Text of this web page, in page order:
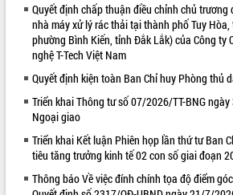
Khám bệnh, cấp phát thuốc miễn phí
và tặng quà người dân xã Cư Pui
Hội nghị UBND tỉnh Đắk Lắk thường kỳ
tháng 7/2026
Lễ truy tặng danh hiệu “Bà Mẹ Việt
Nam Anh hùng” và trao Huân chương
Lao động
UBND tỉnh Đắk Lắk triển khai nhiệm
vụ 6 tháng cuối năm 2026
Kỳ họp thứ Hai, Hội đồng nhân dân
ALBUM ẢNH
Quyết định chấp thuận điều chỉnh chủ trương
nhà máy xử lý rác thải tại thành phố Tuy
phường Bình Kiến, tỉnh Đắk Lắk) của Công ty
nghệ T-Tech Việt Nam
Quyết định kiện toàn Ban Chỉ huy Phòng thủ
Triển khai Thông tư số 07/2026/TT-BNG
Ngoại giao
Triển khai Kết luận Phiên họp lần thứ tư Ban
tiêu tăng trưởng kinh tế 02 con số giai đoạn
Thông báo Về việc đính chính tọa độ điểm